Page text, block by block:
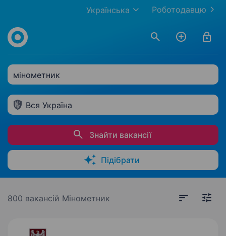
Роботодавцю
Українська
мінометник
Вся Україна
Знайти вакансії
Підібрати
800 вакансій Мінометник